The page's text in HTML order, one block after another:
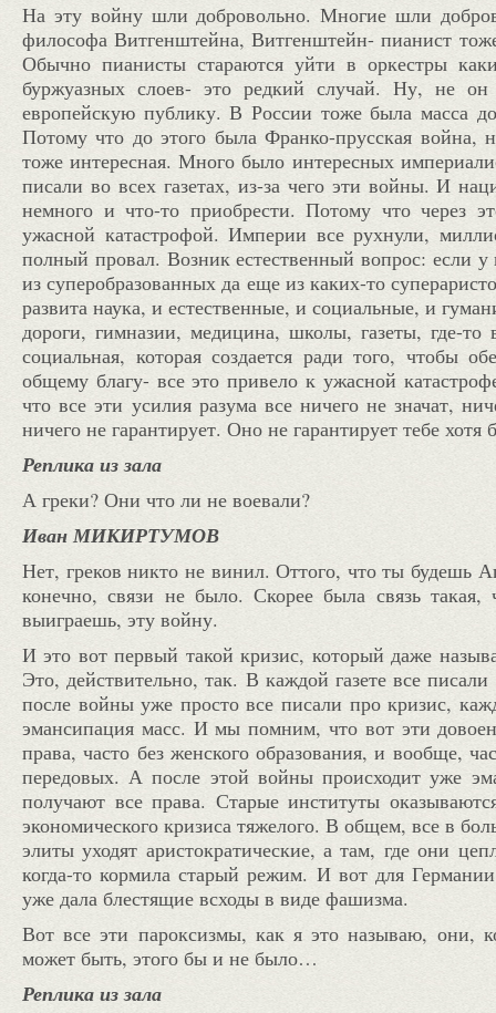
На эту войну шли добровольно. Многие шли
философа Витгенштейна, Витгенштейн- пианист
Обычно пианисты стараются уйти в оркестры
буржуазных слоев- это редкий случай. Ну, не
европейскую публику. В России тоже была масса
Потому что до этого была Франко-прусская война,
тоже интересная. Много было интересных
писали во всех газетах, из-за чего эти войны. И
немного и что-то приобрести. Потому что через
ужасной катастрофой. Империи все рухнули,
полный провал. Возник естественный вопрос: если у
из суперобразованных да еще из каких-то
развита наука, и естественные, и социальные, и
дороги, гимназии, медицина, школы, газеты, где-
социальная, которая создается ради того, чтобы
общему благу- все это привело к ужасной
что все эти усилия разума все ничего не значат,
ничего не гарантирует. Оно не гарантирует тебе
Реплика из зала
А греки? Они что ли не воевали?
Иван МИКИРТУМОВ
Нет, греков никто не винил. Оттого, что ты будешь
конечно, связи не было. Скорее была связь
выиграешь, эту войну.
И это вот первый такой кризис, который даже
Это, действительно, так. В каждой газете все
после войны уже просто все писали про кризис,
эмансипация масс. И мы помним, что вот эти
права, часто без женского образования, и вообще,
передовых. А после этой войны происходит уже
получают все права. Старые институты
экономического кризиса тяжелого. В общем, все в
элиты уходят аристократические, а там, где они
когда-то кормила старый режим. И вот для Германии
уже дала блестящие всходы в виде фашизма.
Вот все эти пароксизмы, как я это называю, они,
может быть, этого бы и не было…
Реплика из зала